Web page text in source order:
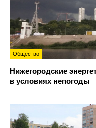
Общество
Нижегородские
в условиях непогоды